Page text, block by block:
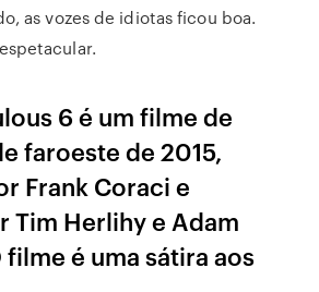
as vozes de idiotas ficou boa.
6 é um filme de
faroeste de 2015,
Frank Coraci e
Tim Herlihy e Adam
filme é uma sátira aos